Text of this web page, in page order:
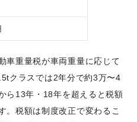
車重量税が車両重量に応じて
クラスでは2年分で約3万〜4
ら13年・18年を超えると税額
。税額は制度改正で変わるこ